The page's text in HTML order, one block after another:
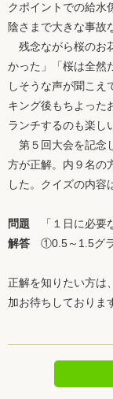
クポイントでの給水
陰さまで大きな事故
残念ながら桜のお
かった」「桜は全然
しそうな声が聞こえ
キング後もちよった
ランチするのも楽し
第５回大会を記念
方が正解。内９名の
した。クイズの内容
問題 「１日に必要
解答 ①0.5～1.5グ
正解を知りたい方は
加お待ちしておりま